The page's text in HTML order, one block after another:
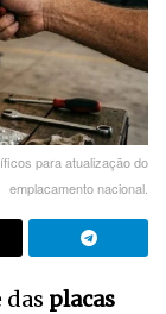
para atualização do
emplacamento nacional.
placas